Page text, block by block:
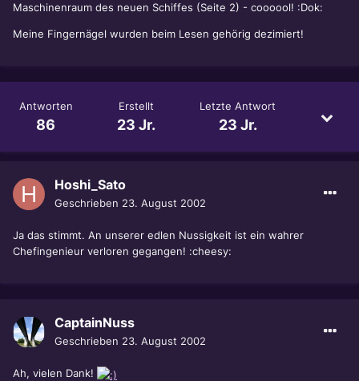
Maschinenraum des neuen Schiffes (Seite 2) - coooool! :Dok:
Meine Fingernägel wurden beim Lesen gehörig dezimiert!
Antworten
86
Erstellt
23 Jr.
Letzte Antwort
23 Jr.
Hoshi_Sato
Geschrieben 23. August 2002
Ja das stimmt. An unserer edlen Nussigkeit ist ein wahrer
Chefingenieur verloren gegangen! :cheesy:
CaptainNuss
Geschrieben 23. August 2002
Ah, vielen Dank!